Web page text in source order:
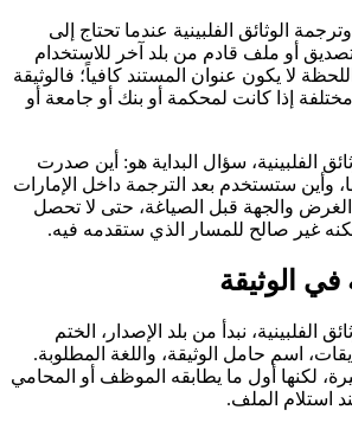
الوثائق الفلبينية عندما تحتاج إلى
أو ملف قادم من بلد آخر للاستخدام
لا يكون عنوان المستند كافياً؛ فالوثيقة
إذا كانت لمحكمة أو بنك أو جامعة أو
الفلبينية، سؤال البداية هو: أين صدرت
وأين ستستخدم بعد الترجمة داخل الإمارات
الغرض والجهة قبل الصياغة، حتى لا تحصل
غير صالح للمسار الذي ستقدمه فيه.
الوثيقة
الفلبينية، نبدأ من بلد الإصدار، الختم
اسم حامل الوثيقة، واللغة المطلوبة.
لكنها أول ما يطابقه الموظف أو المحامي
استلام الملف.